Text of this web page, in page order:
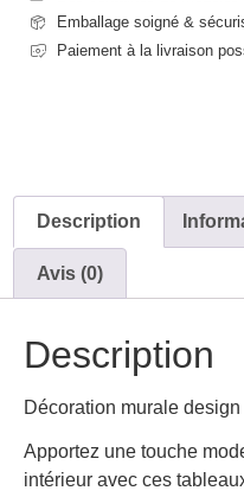
Emballage soigné &
Paiement à la livraison
Description
Avis (0)
Description
Décoration murale
Apportez une touche
intérieur avec ces